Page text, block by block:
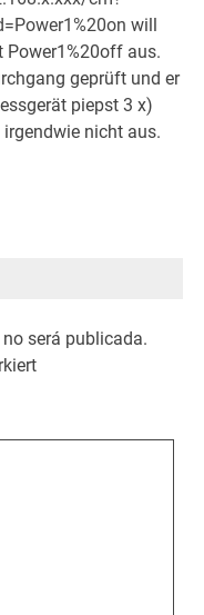
will
aus.
geprüft und er
piepst 3 x)
nicht aus.
será publicada.